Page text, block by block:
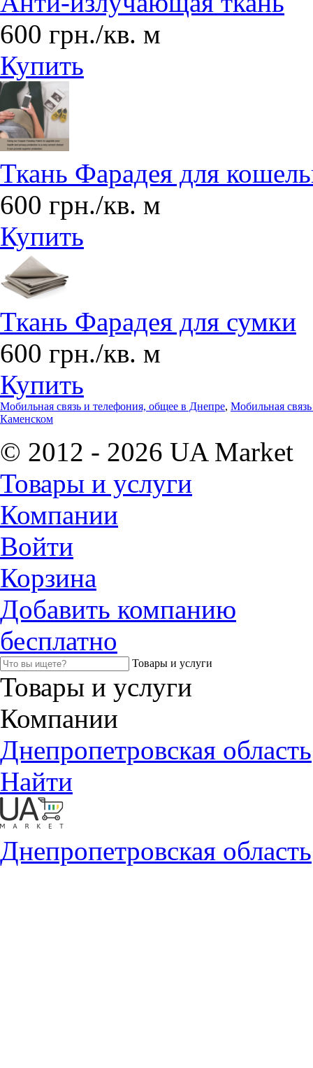
600 грн./кв. м
Купить
Ткань Фарадея для
600 грн./кв. м
Купить
Ткань Фарадея для сумки
600 грн./кв. м
Купить
Мобильная связь и телефония, общее в Днепре, Мобильная
Каменском
© 2012 - 2026 UA Market
Товары и услуги
Компании
Войти
Корзина
Добавить компанию
бесплатно
Товары и услуги
Товары и услуги
Компании
Днепропетровская область
Найти
Днепропетровская область